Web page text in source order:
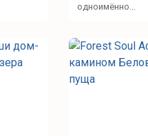
одноимённо...